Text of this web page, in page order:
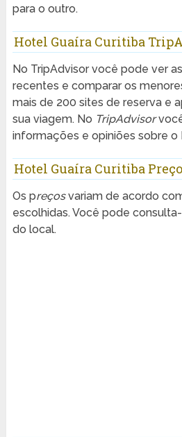
para o outro.
Hotel Guaíra Curitiba
No TripAdvisor você pode ver
recentes e comparar os
mais de 200 sites de reserva e
sua viagem. No TripAdvisor
informações e opiniões sobre o
Hotel Guaíra Curitiba
Os preçosvariam de acordo
escolhidas. Você pode
do local.